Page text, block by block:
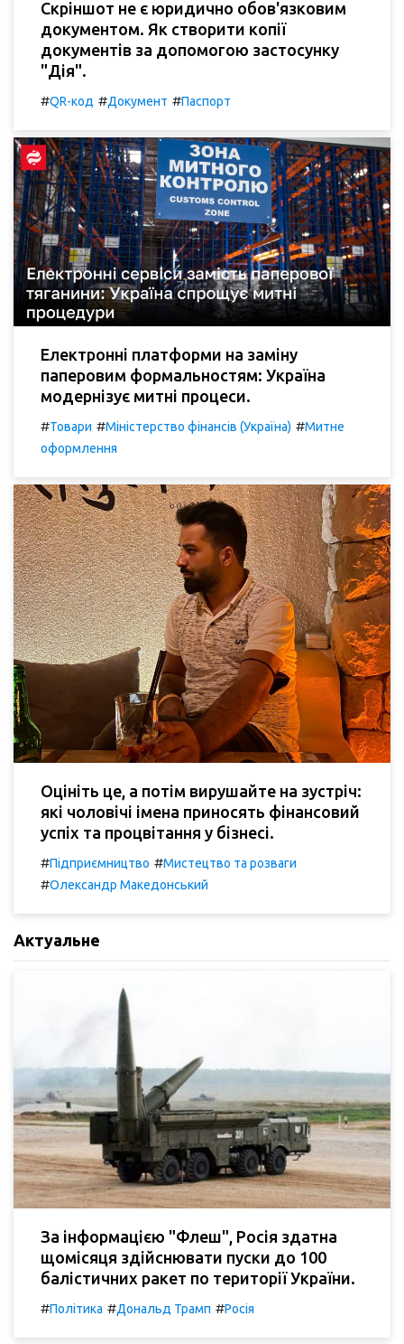
Скріншот не є юридично обов'язковим
документом. Як створити копії
документів за допомогою застосунку
"Дія".
#QR-код #Документ #Паспорт
Електронні платформи на заміну
паперовим формальностям: Україна
модернізує митні процеси.
#Товари #Міністерство фінансів (Україна) #Митне
оформлення
Оцініть це, а потім вирушайте на зустріч:
які чоловічі імена приносять фінансовий
успіх та процвітання у бізнесі.
#Підприємництво #Мистецтво та розваги
#Олександр Македонський
Актуальне
За інформацією "Флеш", Росія здатна
щомісяця здійснювати пуски до 100
балістичних ракет по території України.
#Політика #Дональд Трамп #Росія